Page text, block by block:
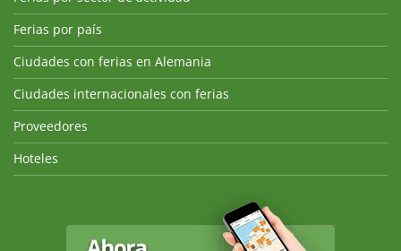
Ferias por país
Ciudades con ferias en Alemania
Ciudades internacionales con ferias
Proveedores
Hoteles